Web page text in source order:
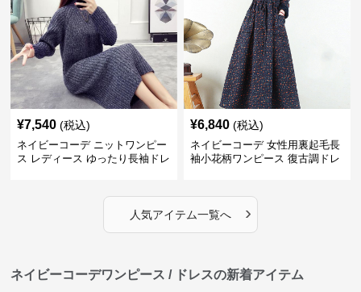
¥7,540 (税込)
ネイビーコーデ ニットワンピー
ス レディース ゆったり長袖ドレ
¥6,840 (税込)
ネイビーコーデ 女性用裏起毛長
袖小花柄ワンピース 復古調ドレ
人気アイテム一覧へ ›
ネイビーコーデワンピース / ドレスの新着アイテム